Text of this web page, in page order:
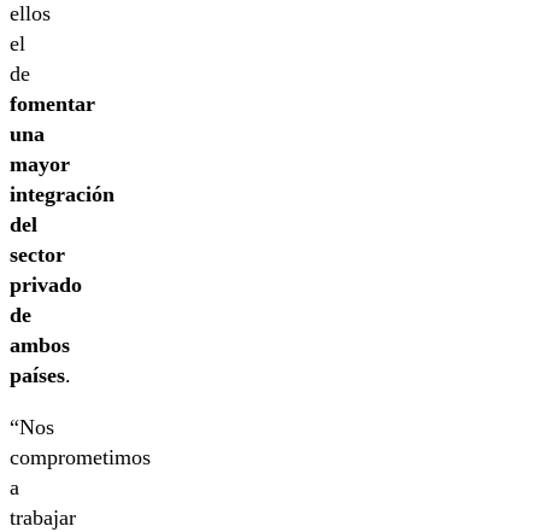
ellos
el
de
fomentar
una
mayor
integración
del
sector
privado
de
ambos
países.
“Nos
comprometimos
a
trabajar